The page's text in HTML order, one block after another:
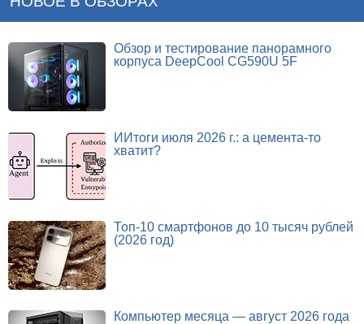
Обзор и тестирование панорамного
корпуса DeepCool CG590U 5F
ИИтоги июля 2026 г.: а цемента-то
хватит?
Топ-10 смартфонов до 10 тысяч рублей
(2026 год)
Компьютер месяца — август 2026 года